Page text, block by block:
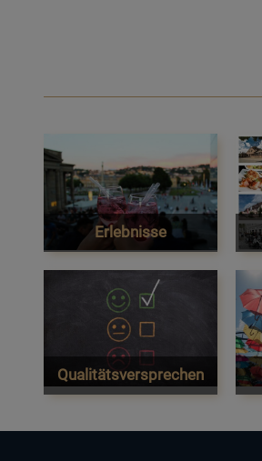
Erlebnisse
Qualitätsversprechen